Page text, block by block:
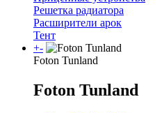
Решетка радиатора
Расширители арок
Тент
+-
Foton Tunland
Foton Tunland